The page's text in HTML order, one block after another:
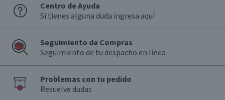
Centro de Ayuda
Si tienes alguna duda ingresa aquí
Seguimiento de Compras
Seguimiento de tu despacho en línea
Problemas con tu pedido
Resuelve dudas